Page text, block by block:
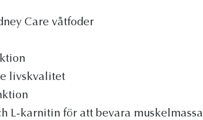
Care våtfoder
livskvalitet
L-karnitin för att bevara muskelmassa